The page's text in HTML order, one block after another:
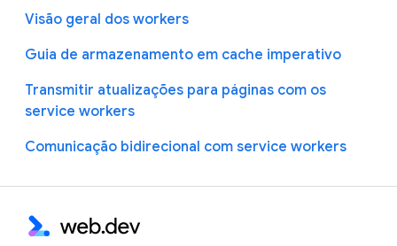
Visão geral dos workers
Guia de armazenamento em cache imperativo
Transmitir atualizações para páginas com os
service workers
Comunicação bidirecional com service workers